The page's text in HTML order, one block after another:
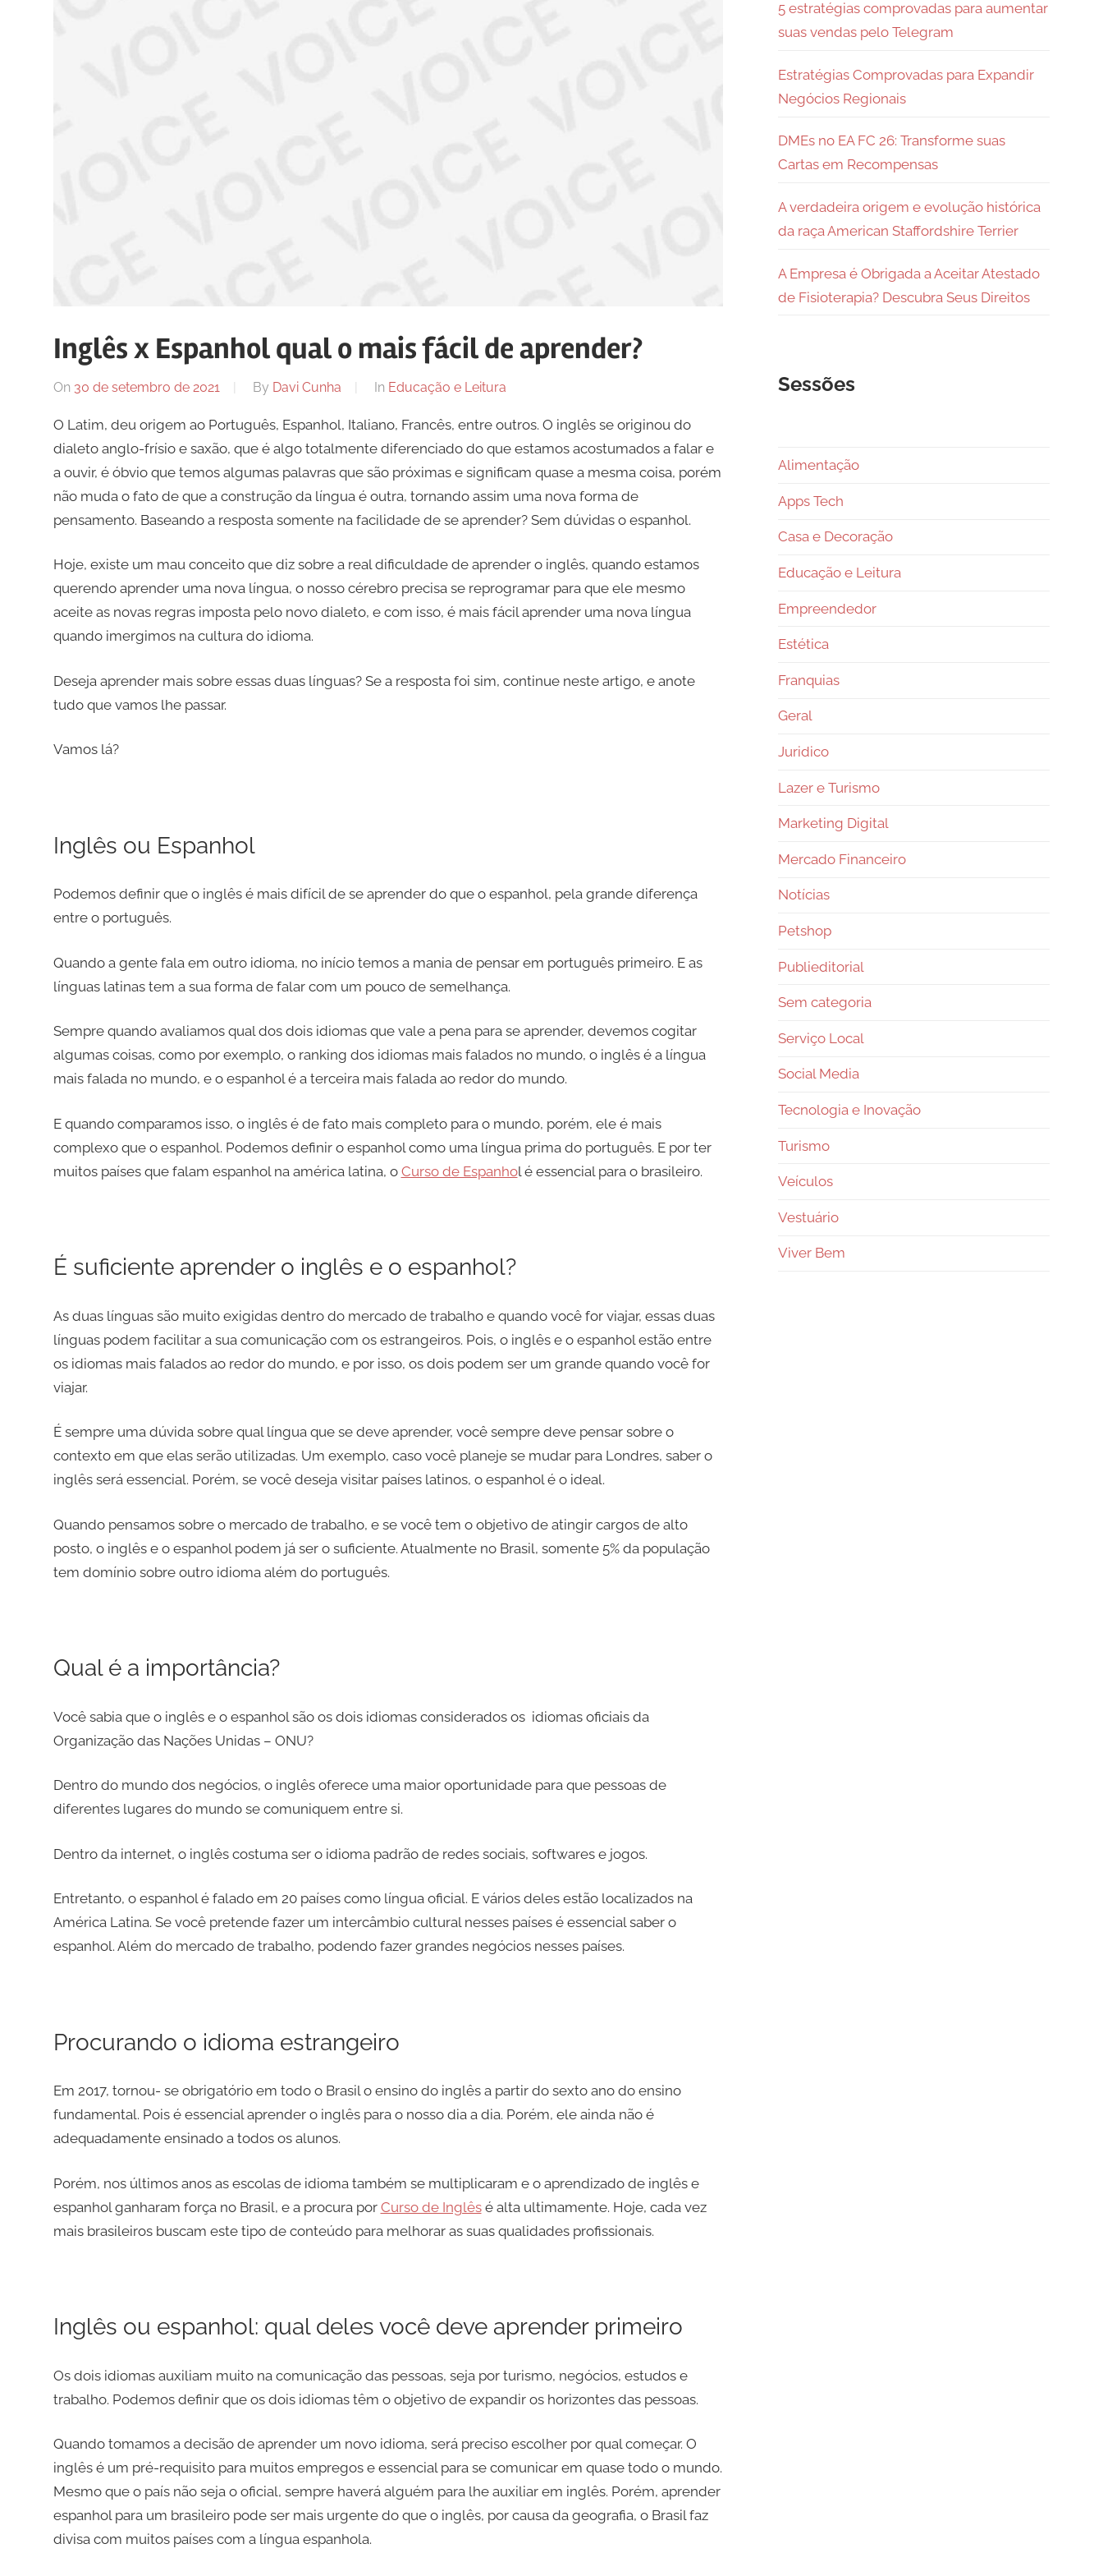
Inglês x Espanhol qual o mais fácil de aprender?
On 30 de setembro de 2021 By Davi Cunha In Educação e Leitura
O Latim, deu origem ao Português, Espanhol, Italiano, Francês, entre outros. O inglês se originou do
dialeto anglo-frísio e saxão, que é algo totalmente diferenciado do que estamos acostumados a falar e
a ouvir, é óbvio que temos algumas palavras que são próximas e significam quase a mesma coisa, porém
não muda o fato de que a construção da língua é outra, tornando assim uma nova forma de
pensamento. Baseando a resposta somente na facilidade de se aprender? Sem dúvidas o espanhol.
Hoje, existe um mau conceito que diz sobre a real dificuldade de aprender o inglês, quando estamos
querendo aprender uma nova língua, o nosso cérebro precisa se reprogramar para que ele mesmo
aceite as novas regras imposta pelo novo dialeto, e com isso, é mais fácil aprender uma nova língua
quando imergimos na cultura do idioma.
Deseja aprender mais sobre essas duas línguas? Se a resposta foi sim, continue neste artigo, e anote
tudo que vamos lhe passar.
Vamos lá?
Inglês ou Espanhol
Podemos definir que o inglês é mais difícil de se aprender do que o espanhol, pela grande diferença
entre o português.
Quando a gente fala em outro idioma, no início temos a mania de pensar em português primeiro. E as
línguas latinas tem a sua forma de falar com um pouco de semelhança.
Sempre quando avaliamos qual dos dois idiomas que vale a pena para se aprender, devemos cogitar
algumas coisas, como por exemplo, o ranking dos idiomas mais falados no mundo, o inglês é a língua
mais falada no mundo, e o espanhol é a terceira mais falada ao redor do mundo.
E quando comparamos isso, o inglês é de fato mais completo para o mundo, porém, ele é mais
complexo que o espanhol. Podemos definir o espanhol como uma língua prima do português. E por ter
muitos países que falam espanhol na américa latina, o Curso de Espanhol é essencial para o brasileiro.
É suficiente aprender o inglês e o espanhol?
As duas línguas são muito exigidas dentro do mercado de trabalho e quando você for viajar, essas duas
línguas podem facilitar a sua comunicação com os estrangeiros. Pois, o inglês e o espanhol estão entre
os idiomas mais falados ao redor do mundo, e por isso, os dois podem ser um grande quando você for
viajar.
É sempre uma dúvida sobre qual língua que se deve aprender, você sempre deve pensar sobre o
contexto em que elas serão utilizadas. Um exemplo, caso você planeje se mudar para Londres, saber o
inglês será essencial. Porém, se você deseja visitar países latinos, o espanhol é o ideal.
Quando pensamos sobre o mercado de trabalho, e se você tem o objetivo de atingir cargos de alto
posto, o inglês e o espanhol podem já ser o suficiente. Atualmente no Brasil, somente 5% da população
tem domínio sobre outro idioma além do português.
Qual é a importância?
Você sabia que o inglês e o espanhol são os dois idiomas considerados os idiomas oficiais da
Organização das Nações Unidas – ONU?
Dentro do mundo dos negócios, o inglês oferece uma maior oportunidade para que pessoas de
diferentes lugares do mundo se comuniquem entre si.
Dentro da internet, o inglês costuma ser o idioma padrão de redes sociais, softwares e jogos.
Entretanto, o espanhol é falado em 20 países como língua oficial. E vários deles estão localizados na
América Latina. Se você pretende fazer um intercâmbio cultural nesses países é essencial saber o
espanhol. Além do mercado de trabalho, podendo fazer grandes negócios nesses países.
Procurando o idioma estrangeiro
Em 2017, tornou- se obrigatório em todo o Brasil o ensino do inglês a partir do sexto ano do ensino
fundamental. Pois é essencial aprender o inglês para o nosso dia a dia. Porém, ele ainda não é
adequadamente ensinado a todos os alunos.
Porém, nos últimos anos as escolas de idioma também se multiplicaram e o aprendizado de inglês e
espanhol ganharam força no Brasil, e a procura por Curso de Inglês é alta ultimamente. Hoje, cada vez
mais brasileiros buscam este tipo de conteúdo para melhorar as suas qualidades profissionais.
Inglês ou espanhol: qual deles você deve aprender primeiro
Os dois idiomas auxiliam muito na comunicação das pessoas, seja por turismo, negócios, estudos e
trabalho. Podemos definir que os dois idiomas têm o objetivo de expandir os horizontes das pessoas.
Quando tomamos a decisão de aprender um novo idioma, será preciso escolher por qual começar. O
inglês é um pré-requisito para muitos empregos e essencial para se comunicar em quase todo o mundo.
Mesmo que o país não seja o oficial, sempre haverá alguém para lhe auxiliar em inglês. Porém, aprender
espanhol para um brasileiro pode ser mais urgente do que o inglês, por causa da geografia, o Brasil faz
divisa com muitos países com a língua espanhola.
5 estratégias comprovadas para aumentar
suas vendas pelo Telegram
Estratégias Comprovadas para Expandir
Negócios Regionais
DMEs no EA FC 26: Transforme suas
Cartas em Recompensas
A verdadeira origem e evolução histórica
da raça American Staffordshire Terrier
A Empresa é Obrigada a Aceitar Atestado
de Fisioterapia? Descubra Seus Direitos
Sessões
Alimentação
Apps Tech
Casa e Decoração
Educação e Leitura
Empreendedor
Estética
Franquias
Geral
Juridico
Lazer e Turismo
Marketing Digital
Mercado Financeiro
Notícias
Petshop
Publieditorial
Sem categoria
Serviço Local
Social Media
Tecnologia e Inovação
Turismo
Veículos
Vestuário
Viver Bem